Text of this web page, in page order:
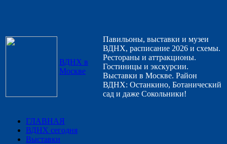
ВДНХ в
Москве
Павильоны, выставки и музеи
ВДНХ, расписание 2026 и схемы.
Рестораны и аттракционы.
Гостиницы и экскурсии.
Выставки в Москве. Район
ВДНХ: Останкино, Ботанический
сад и даже Сокольники!
ГЛАВНАЯ
ВДНХ сегодня
Выставки